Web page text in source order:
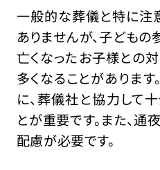
一般的な葬儀と特に注
ありませんが、子ども
亡くなったお子様との
多くなることがありま
に、葬儀社と協力して
とが重要です。また、
配慮が必要です。